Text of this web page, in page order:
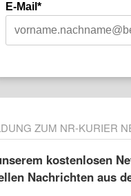
E-Mail*
ZUM NR-KURIER
kostenlosen
Nachrichten aus